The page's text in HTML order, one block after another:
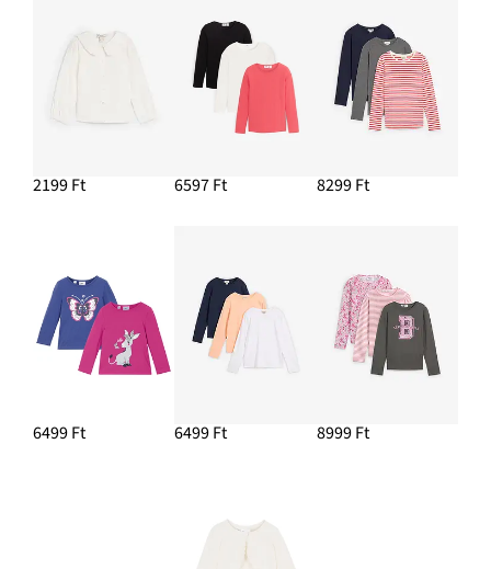
2199 Ft 6597 Ft 8299 Ft
6499 Ft 6499 Ft 8999 Ft